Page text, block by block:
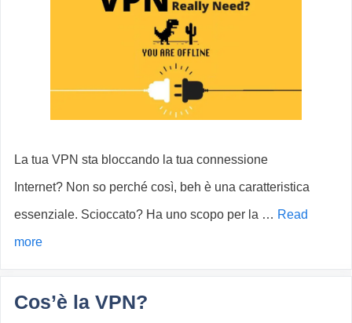
La tua VPN sta bloccando la tua connessione
Internet? Non so perché così, beh è una caratteristica
essenziale. Scioccato? Ha uno scopo per la … Read
more
Cos’è la VPN?